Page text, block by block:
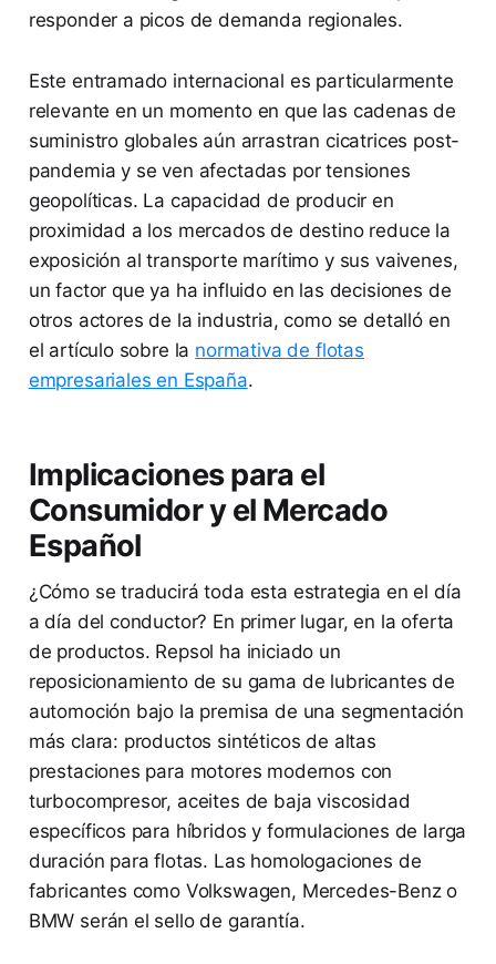
responder a picos de demanda regionales.
Este entramado internacional es particularmente
relevante en un momento en que las cadenas de
suministro globales aún arrastran cicatrices post-
pandemia y se ven afectadas por tensiones
geopolíticas. La capacidad de producir en
proximidad a los mercados de destino reduce la
exposición al transporte marítimo y sus vaivenes,
un factor que ya ha influido en las decisiones de
otros actores de la industria, como se detalló en
el artículo sobre la normativa de flotas
empresariales en España.
Implicaciones para el
Consumidor y el Mercado
Español
¿Cómo se traducirá toda esta estrategia en el día
a día del conductor? En primer lugar, en la oferta
de productos. Repsol ha iniciado un
reposicionamiento de su gama de lubricantes de
automoción bajo la premisa de una segmentación
más clara: productos sintéticos de altas
prestaciones para motores modernos con
turbocompresor, aceites de baja viscosidad
específicos para híbridos y formulaciones de larga
duración para flotas. Las homologaciones de
fabricantes como Volkswagen, Mercedes-Benz o
BMW serán el sello de garantía.